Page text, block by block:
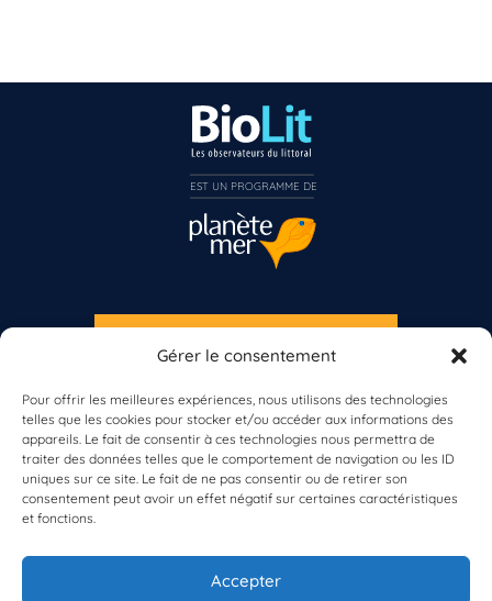
Gérer le consentement
Pour offrir les meilleures expériences, nous utilisons des technologies
telles que les cookies pour stocker et/ou accéder aux informations des
appareils. Le fait de consentir à ces technologies nous permettra de
traiter des données telles que le comportement de navigation ou les ID
uniques sur ce site. Le fait de ne pas consentir ou de retirer son
consentement peut avoir un effet négatif sur certaines caractéristiques
et fonctions.
Accepter
À propos de BioLit
Vos données d'observation
S'INSCRIRE À LA NEWSLETTER